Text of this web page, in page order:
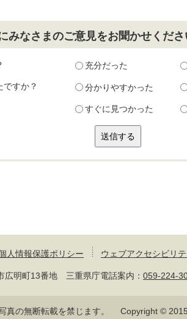
みなさまのご意見をお聞かせくださ
充分だった
ですか？ 分かりやすかった
すぐに見つかった
人情報保護ポリシー ウェブアクセシビリテ
明町13番地 三重県庁電話案内： 059-224-
真の無断転載を禁じます。 Copyright ©